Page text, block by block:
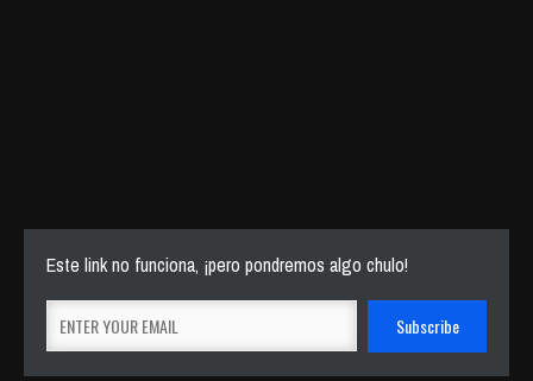
Este link no funciona, ¡pero pondremos algo chulo!